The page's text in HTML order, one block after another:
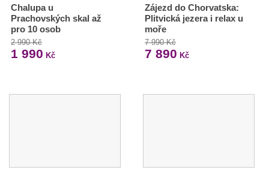
Chalupa u
Prachovských skal až
pro 10 osob
2 990 Kč
1 990 Kč
Zájezd do Chorvatska:
Plitvická jezera i relax u
moře
7 990 Kč
7 890 Kč